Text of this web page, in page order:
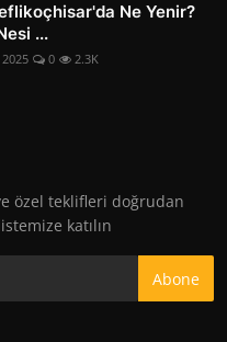
Ne Yenir?
...
0 2.3K
özel teklifleri doğrudan
katılın
Abone